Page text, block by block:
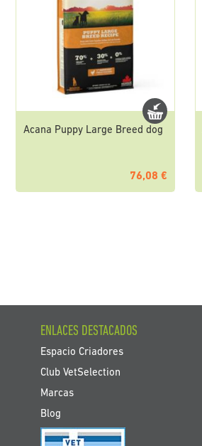
Acana Puppy Large Breed dog
76,08 €
ENLACES DESTACADOS
Espacio Criadores
Club VetSelection
Marcas
Blog